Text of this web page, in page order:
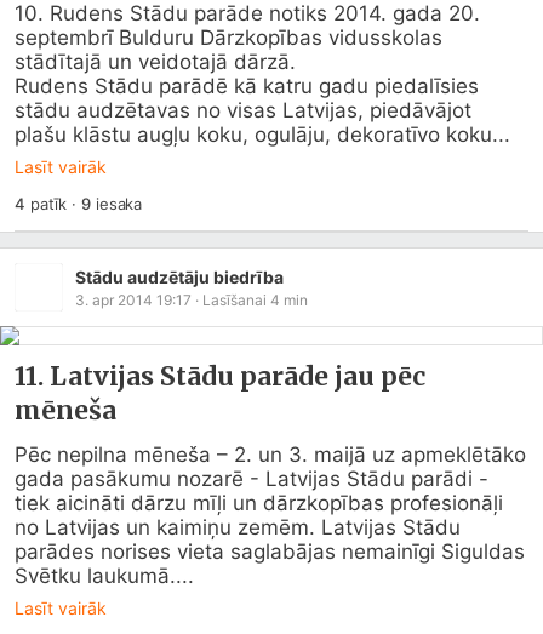
10. Rudens Stādu parāde notiks 2014. gada 20.
septembrī Bulduru Dārzkopības vidusskolas
stādītajā un veidotajā dārzā.
Rudens Stādu parādē kā katru gadu piedalīsies
stādu audzētavas no visas Latvijas, piedāvājot
plašu klāstu augļu koku, ogulāju, dekoratīvo koku...
Lasīt vairāk
4 patīk ·9iesaka
Stādu audzētāju biedrība
3. apr 2014 19:17 · Lasīšanai 4 min
11. Latvijas Stādu parāde jau pēc
mēneša
Pēc nepilna mēneša – 2. un 3. maijā uz apmeklētāko
gada pasākumu nozarē - Latvijas Stādu parādi -
tiek aicināti dārzu mīļi un dārzkopības profesionāļi
no Latvijas un kaimiņu zemēm. Latvijas Stādu
parādes norises vieta saglabājas nemainīgi Siguldas
Svētku laukumā....
Lasīt vairāk